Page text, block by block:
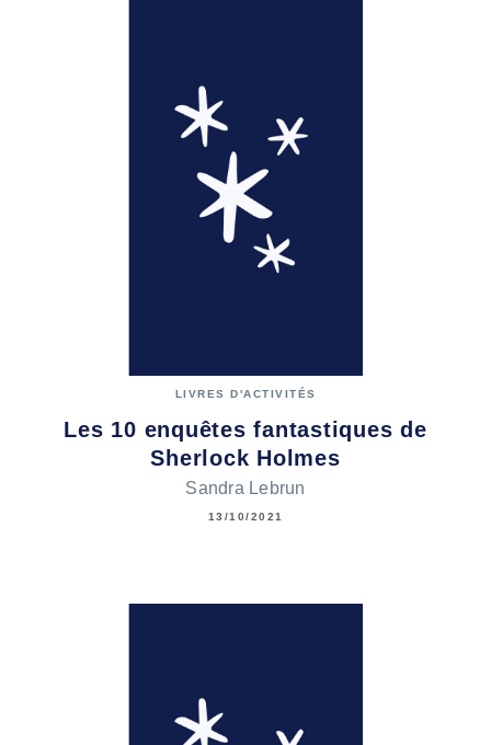
LIVRES D'ACTIVITÉS
Les 10 enquêtes fantastiques de
Sherlock Holmes
Sandra Lebrun
13/10/2021